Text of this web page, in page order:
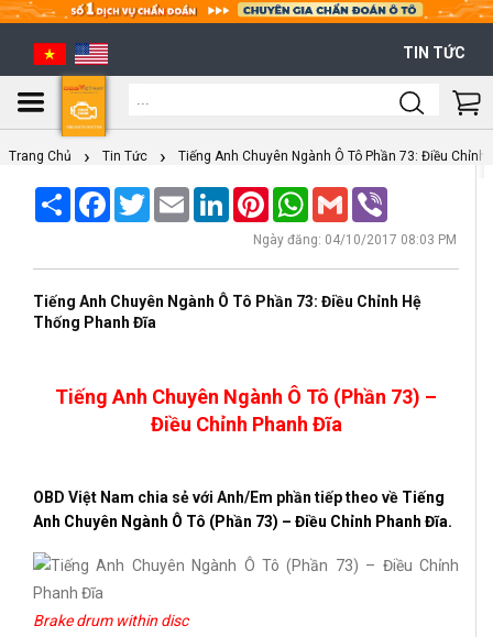
TIN TỨC
Cart
Trang Chủ Tin Tức Tiếng Anh Chuyên Ngành Ô Tô Phần 73: Điều Chỉnh
Share Facebook
TwitterEmail LinkedInPinterestWhatsApp
Gmail
Ngày đăng: 04/10/2017 08:03 PM
Tiếng Anh Chuyên Ngành Ô Tô Phần 73: Điều Chỉnh Hệ
Thống Phanh Đĩa
Tiếng Anh Chuyên Ngành Ô Tô (Phần 73) –
Điều Chỉnh Phanh Đĩa
OBD Việt Nam chia sẻ với Anh/Em phần tiếp theo về Tiếng
Anh Chuyên Ngành Ô Tô (Phần 73) – Điều Chỉnh Phanh Đĩa.
Brake drum within disc